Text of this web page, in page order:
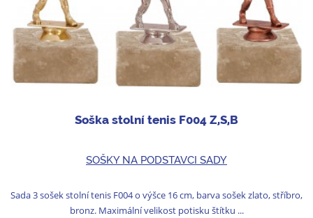
Soška stolní tenis F004 Z,S,B
SOŠKY NA PODSTAVCI SADY
Sada 3 sošek stolní tenis F004 o výšce 16 cm, barva sošek zlato, stříbro,
bronz. Maximální velikost potisku štítku ...